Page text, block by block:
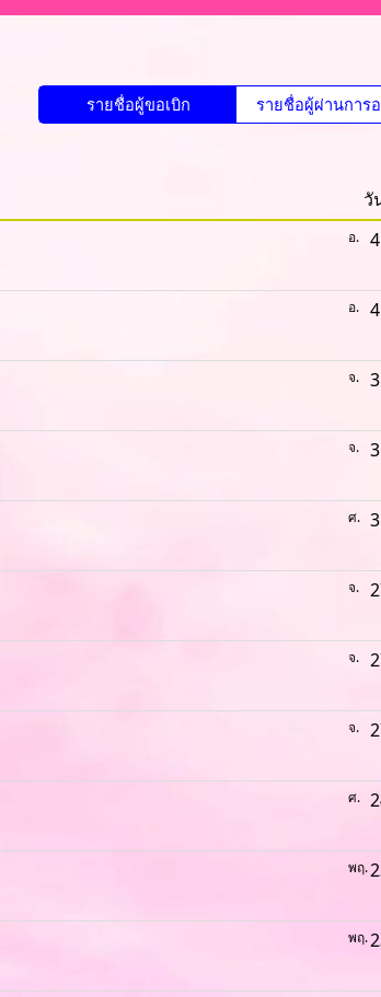
รายชื่อผู้ขอเบิก รายชื่อผู้ผ่านการ
วั
อ.
อ.
จ.
จ.
ศ.
จ.
จ.
จ.
ศ.
พฤ.
พฤ.